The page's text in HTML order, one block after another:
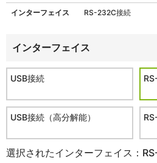
インターフェイス RS-232C接続
インターフェイス
USB接続
USB接続（高分解能）
選択されたインターフェイス：